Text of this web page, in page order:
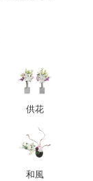
供花
和風